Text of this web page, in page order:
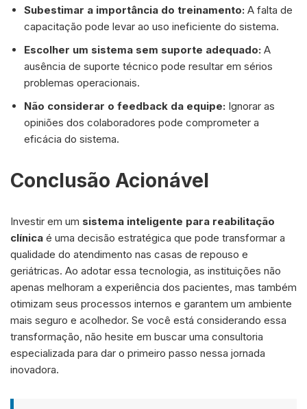
Subestimar a importância do treinamento: A falta de
capacitação pode levar ao uso ineficiente do sistema.
Escolher um sistema sem suporte adequado: A
ausência de suporte técnico pode resultar em sérios
problemas operacionais.
Não considerar o feedback da equipe: Ignorar as
opiniões dos colaboradores pode comprometer a
eficácia do sistema.
Conclusão Acionável
Investir em um sistema inteligente para reabilitação
clínica é uma decisão estratégica que pode transformar a
qualidade do atendimento nas casas de repouso e
geriátricas. Ao adotar essa tecnologia, as instituições não
apenas melhoram a experiência dos pacientes, mas também
otimizam seus processos internos e garantem um ambiente
mais seguro e acolhedor. Se você está considerando essa
transformação, não hesite em buscar uma consultoria
especializada para dar o primeiro passo nessa jornada
inovadora.